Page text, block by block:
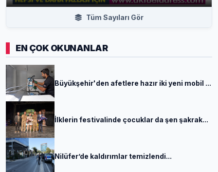
Tüm Sayıları Gör
EN ÇOK OKUNANLAR
Büyükşehir'den afetlere hazır iki yeni mobil ...
İlklerin festivalinde çocuklar da şen şakrak...
Nilüfer’de kaldırımlar temizlendi...